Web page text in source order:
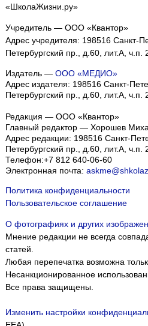
«ШколаЖизни.ру»
Учредитель — ООО «Квантор»
Адрес учредителя: 198516 Санкт-
Петербургский пр., д.60, лит.А,
Издатель — ООО «МЕДИО»
Адрес издателя: 198516 Санкт-
Петербургский пр., д.60, лит.А,
Редакция — ООО «Квантор»
Главный редактор — Хорошев
Адрес редакции: 198516 Санкт-
Петербургский пр., д.60, лит.А,
Телефон:+7 812 640-06-60
Электронная почта:
Политика конфиденциальности
Пользовательское соглашение
О фотографиях и других
Мнение редакции не всегда
статей.
Любая перепечатка возможна
Несанкционированное
Все права защищены.
Изменить настройки